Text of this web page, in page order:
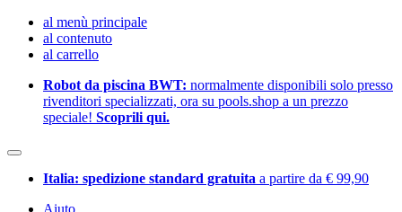
al menù principale
al contenuto
al carrello
Robot da piscina BWT: normalmente disponibili solo presso
rivenditori specializzati, ora su pools.shop a un prezzo
speciale! Scoprili qui.
Italia: spedizione standard gratuita a partire da € 99,90
Aiuto